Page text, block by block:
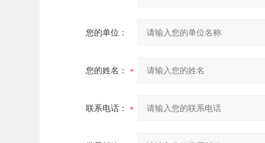
您的单位：
您的姓名：
联系电话：